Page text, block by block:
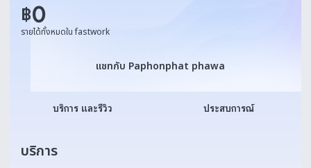
฿0
รายได้ทั้งหมดใน fastwork
แชทกับ Paphonphat phawa
แชทกับ Paphonphat phawa
บริการ และรีวิว ประสบการณ์
บริการ